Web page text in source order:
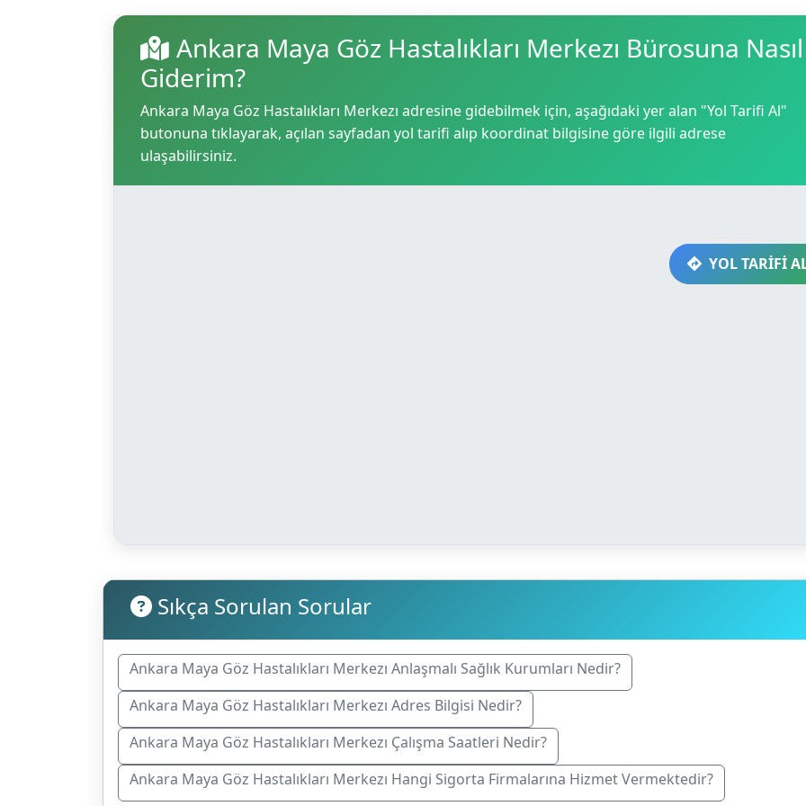
Ankara Maya Göz Hastalıkları Merkezı Bürosuna Nasıl
Giderim?
Ankara Maya Göz Hastalıkları Merkezı adresine gidebilmek için, aşağıdaki yer alan "Yol Tarifi Al"
butonuna tıklayarak, açılan sayfadan yol tarifi alıp koordinat bilgisine göre ilgili adrese
ulaşabilirsiniz.
YOL TARİFİ
Sıkça Sorulan Sorular
Ankara Maya Göz Hastalıkları Merkezı Anlaşmalı Sağlık Kurumları Nedir?
Ankara Maya Göz Hastalıkları Merkezı Adres Bilgisi Nedir?
Ankara Maya Göz Hastalıkları Merkezı Çalışma Saatleri Nedir?
Ankara Maya Göz Hastalıkları Merkezı Hangi Sigorta Firmalarına Hizmet Vermektedir?